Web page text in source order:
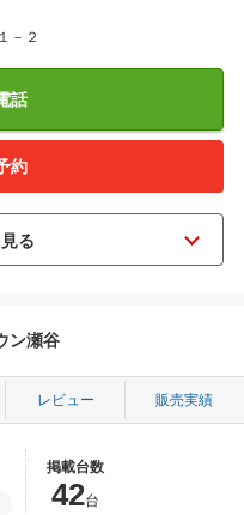
－２
話
約
ン瀬谷
レビュー 販売実績
掲載台数
42台